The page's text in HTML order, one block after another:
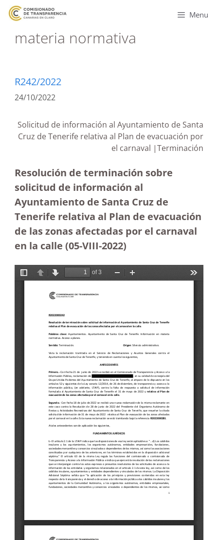
Menu
materia normativa
R242/2022
24/10/2022
Solicitud de información al Ayuntamiento de Santa
Cruz de Tenerife relativa al Plan de evacuación por
el carnaval |Terminación
Resolución de terminación sobre
solicitud de información al
Ayuntamiento de Santa Cruz de
Tenerife relativa al Plan de evacuación
de las zonas afectadas por el carnaval
en la calle (05-VIII-2022)